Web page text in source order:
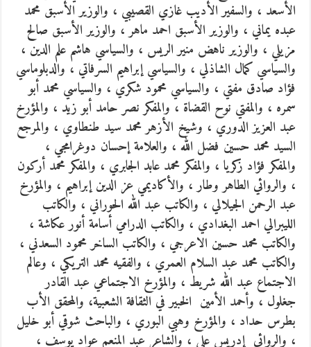
الأسعد ، والسفير الأديب غازي القصيبي ، والوزير الأسبق محمد
عبده يماني ، والوزير الأسبق احمد ماهر ، والوزير الأسبق صالح
مزيلي ، والوزير ناهض منير الريس ، والسياسي هاشم علم الدين ،
والسياسي كمال الشاذلي ، والسياسي إبراهيم السرفاتي ، والدبلوماسي
فؤاد صادق مفتي ، والسياسي محمود شكري ، والسياسي محمد أبو
سمره ، والمفتي نوح القضاة ، والمفكر نصر حامد أبو زيد ، والمؤرخ
عبد العزيز الدوري ، وشيخ الأزهر محمد سيد طنطاوي ، والمرجع
السيد محمد حسين فضل الله ، والعلامة إحسان دوغرامجي ،
والمفكر فؤاد زكريا ، والمفكر محمد عابد الجابري ، والمفكر محمد أركون
، والروائي الطاهر وطار ، والأكاديمي عز الدين إبراهيم ، والمؤرخ
عبد الرحمن الجيلالي ، والكاتب عبد الله الحوراني ، والكاتب
الليبرالي احمد البغدادي ، والكاتب الدرامي أسامة أنور عكاشة ،
والكاتب محمد حسين الاعرجي ، والكاتب الساخر محمود السعدني ،
والكاتب محمد عبد السلام العمري ، والفقيه محمد التريكي ، وعالم
الاجتماع عبد الله شريط ، والمؤرخ الاجتماعي عبد القادر
جغلول ، وأحمد الأمين الخبير في الثقافة الشعبية، والمحقق الأب
بطرس حداد ، والمؤرخ وهبي البوري ، والباحث شوقي أبو خليل
، والروائي إدريس علي ، والشاعر عبد المنعم عواد يوسف ،